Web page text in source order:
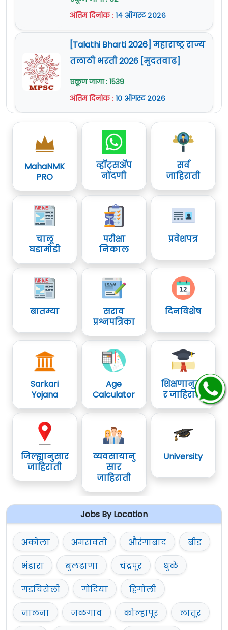
जाहिरात काळजीपूर्वक वाचावी.
अधिक माहितीwww.indiannavy.nic.in
वेबसाईट वर दिलेली आहे.
अंतिम दिनांक: १४ ऑगस्ट २०२६
[Talathi Bharti 2026] महाराष्ट्र राज्य
तलाठी भरती 2026 [मुदतवाढ]
एकूण जागा : 1539
अंतिम दिनांक: १० ऑगस्ट २०२६
MahaNMK
PRO
व्हॉट्सॲप
नोंदणी
सर्व
जाहिराती
चालू
घडामोडी
परीक्षा
निकाल
प्रवेशपत्र
बातम्या
सराव
प्रश्नपत्रिका
दिनविशेष
Sarkari
Yojana
Age
Calculator
शिक्षणानुसा
र जाहिराती
जिल्ह्यानुसार
जाहिराती
व्यवसायानु
सार
जाहिराती
University
Jobs By Location
अकोला अमरावती औरंगाबाद
बीड
भंडारा
बुलढाणा चंद्रपूर
धुळे
गडचिरोली
गोंदिया
हिंगोली
जालना
जळगाव कोल्हापूर
लातूर